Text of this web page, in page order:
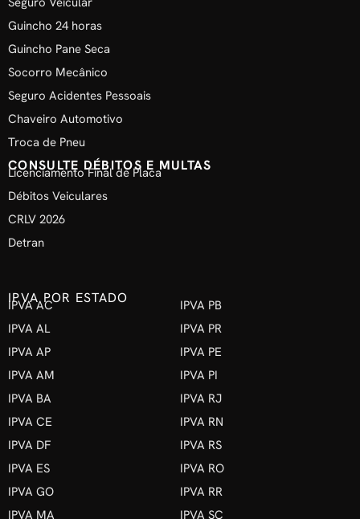
Guincho 24 horas
Guincho Pane Seca
Socorro Mecânico
Seguro Acidentes Pessoais
Chaveiro Automotivo
Troca de Pneu
CONSULTE DÉBITOS E MULTAS
Licenciamento Final de Placa
Débitos Veiculares
CRLV 2026
Detran
IPVA POR ESTADO
IPVA AC
IPVA AL
IPVA AP
IPVA AM
IPVA BA
IPVA CE
IPVA DF
IPVA ES
IPVA GO
IPVA MA
IPVA PB
IPVA PR
IPVA PE
IPVA PI
IPVA RJ
IPVA RN
IPVA RS
IPVA RO
IPVA RR
IPVA SC